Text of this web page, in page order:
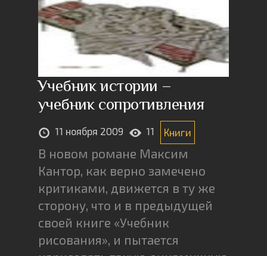
Учебник истории –
учебник сопротивления
11 ноября 2009 11 Книги
В новом романе Максим
Кантор, как верно замечено
критиками, движется в ту же
сторону, что и в предыдущей
своей книге «Учебник
рисования», и пытается